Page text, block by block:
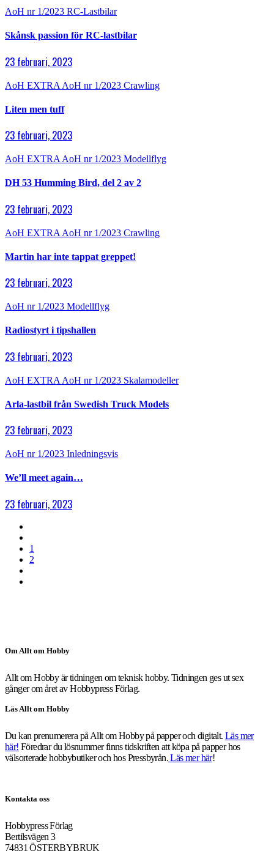
AoH nr 1/2023 RC-Lastbilar
Skånsk passion för RC-lastbilar
23 februari, 2023
AoH EXTRA AoH nr 1/2023 Crawling
Liten men tuff
23 februari, 2023
AoH EXTRA AoH nr 1/2023 Modellflyg
DH 53 Humming Bird, del 2 av 2
23 februari, 2023
AoH EXTRA AoH nr 1/2023 Crawling
Martin har inte tappat greppet!
23 februari, 2023
AoH nr 1/2023 Modellflyg
Radiostyrt i tipshallen
23 februari, 2023
AoH EXTRA AoH nr 1/2023 Skalamodeller
Arla-lastbil från Swedish Truck Models
23 februari, 2023
AoH nr 1/2023 Inledningsvis
We’ll meet again…
23 februari, 2023
1
2
Om Allt om Hobby
Allt om Hobby är tidningen om teknisk hobby. Tidningen ges ut sex
gånger om året av Hobbypress Förlag.
Läs Allt om Hobby
Du kan prenumerera på Allt om Hobby på papper och digitalt. Läs mer
här! Föredrar du lösnummer finns tidskriften att köpa på papper hos
välsorterade hobbybutiker och hos Pressbyrån.Läs mer här!
Kontakta oss
Hobbypress Förlag
Bertilsvägen 3
74831 ÖSTERBYBRUK